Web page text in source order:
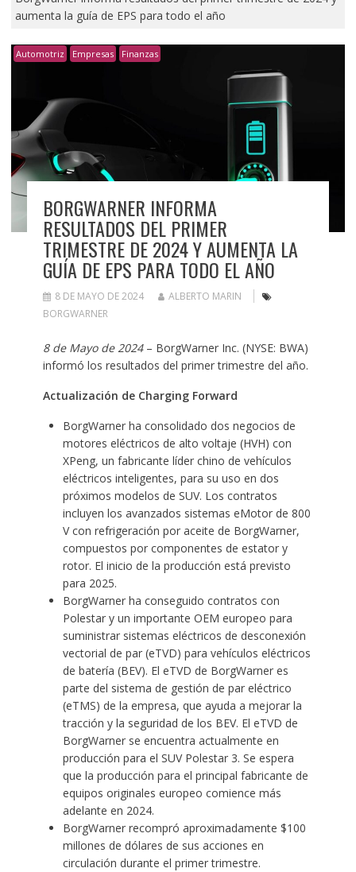
aumenta la guía de EPS para todo el año
Automotriz Empresas Finanzas
BORGWARNER INFORMA
RESULTADOS DEL PRIMER
TRIMESTRE DE 2024 Y AUMENTA LA
GUÍA DE EPS PARA TODO EL AÑO
8 DE MAYO DE 2024
ALBERTO MARIN
BORGWARNER
8 de Mayo de 2024 – BorgWarner Inc. (NYSE: BWA)
informó los resultados del primer trimestre del año.
Actualización de Charging Forward
BorgWarner ha consolidado dos negocios de
motores eléctricos de alto voltaje (HVH) con
XPeng, un fabricante líder chino de vehículos
eléctricos inteligentes, para su uso en dos
próximos modelos de SUV. Los contratos
incluyen los avanzados sistemas eMotor de 800
V con refrigeración por aceite de BorgWarner,
compuestos por componentes de estator y
rotor. El inicio de la producción está previsto
para 2025.
BorgWarner ha conseguido contratos con
Polestar y un importante OEM europeo para
suministrar sistemas eléctricos de desconexión
vectorial de par (eTVD) para vehículos eléctricos
de batería (BEV). El eTVD de BorgWarner es
parte del sistema de gestión de par eléctrico
(eTMS) de la empresa, que ayuda a mejorar la
tracción y la seguridad de los BEV. El eTVD de
BorgWarner se encuentra actualmente en
producción para el SUV Polestar 3. Se espera
que la producción para el principal fabricante de
equipos originales europeo comience más
adelante en 2024.
BorgWarner recompró aproximadamente $100
millones de dólares de sus acciones en
circulación durante el primer trimestre.